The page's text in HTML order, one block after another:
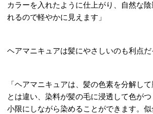
カラーを入れたように仕上がり、自然な
れるので軽やかに見えます」
ヘアマニキュアは髪にやさしいのも利点だ
「ヘアマニキュアは、髪の色素を分解し
とは違い、染料が髪の毛に浸透して色が
小限にしながら染めることができます。